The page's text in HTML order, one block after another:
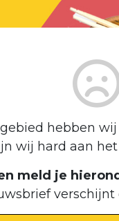
hebben
wij hard aan
meld je
verschijnt